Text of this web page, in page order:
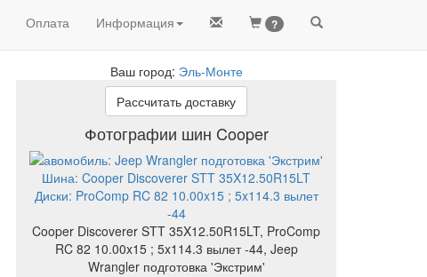
?
Оплата Информация
Ваш город: Эль-Монте
Рассчитать доставку
Фотографии шин Cooper
Cooper Discoverer STT 35X12.50R15LT, ProComp
RC 82 10.00x15 ; 5x114.3 вылет -44, Jeep
Wrangler подготовка 'Экстрим'